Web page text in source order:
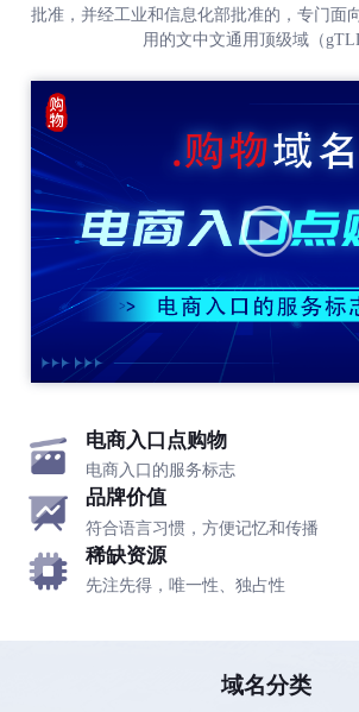
批准，并经工业和信息化部批准的，专门面
用的文中文通用顶级域（
电商入口点购物
电商入口的服务标志
品牌价值
符合语言习惯，方便记忆和传播
稀缺资源
先注先得，唯一性、独占性
域名分类